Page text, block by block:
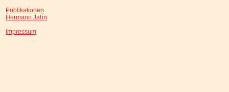
Publikationen
Hermann Jahn
Impressum